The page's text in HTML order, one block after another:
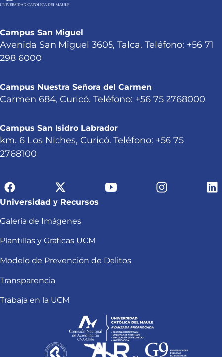
Campus San Miguel
Avenida San Miguel 3605, Talca. Teléfono: +56 71
298 6000
Campus Nuestra Señora del Carmen
Carmen 684, Curicó. Teléfono: +56 75 2768000
Campus San Isidro Labrador
km. 6 Los Niches, Curicó. Teléfono: +56 75
2768100
Universidad y Recursos
Galería de Imágenes
Plantillas y Gráficas UCM
Modelo de Prevención de Delitos
Transparencia
Trabaja en la UCM